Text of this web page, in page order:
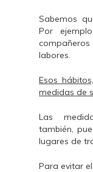
Sabemos
Por
labores.
Esos
medidas de
Las
también,
lugares de
Para evitar